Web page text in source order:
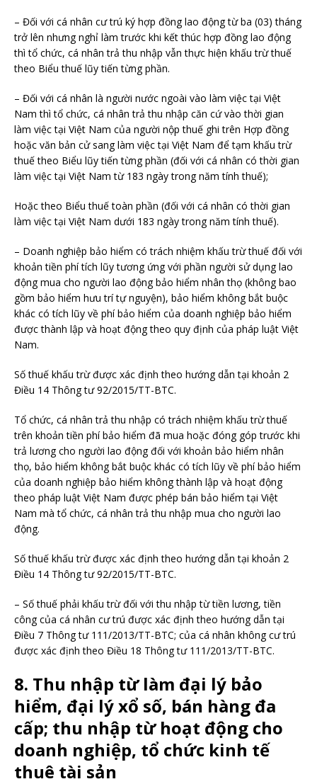
– Đối với cá nhân cư trú ký hợp đồng lao động từ ba (03) tháng
trở lên nhưng nghỉ làm trước khi kết thúc hợp đồng lao động
thì tổ chức, cá nhân trả thu nhập vẫn thực hiện khấu trừ thuế
theo Biểu thuế lũy tiến từng phần.
– Đối với cá nhân là người nước ngoài vào làm việc tại Việt
Nam thì tổ chức, cá nhân trả thu nhập căn cứ vào thời gian
làm việc tại Việt Nam của người nộp thuế ghi trên Hợp đồng
hoặc văn bản cử sang làm việc tại Việt Nam để tạm khấu trừ
thuế theo Biểu lũy tiến từng phần (đối với cá nhân có thời gian
làm việc tại Việt Nam từ 183 ngày trong năm tính thuế);
Hoặc theo Biểu thuế toàn phần (đối với cá nhân có thời gian
làm việc tại Việt Nam dưới 183 ngày trong năm tính thuế).
– Doanh nghiệp bảo hiểm có trách nhiệm khấu trừ thuế đối với
khoản tiền phí tích lũy tương ứng với phần người sử dụng lao
động mua cho người lao động bảo hiểm nhân thọ (không bao
gồm bảo hiểm hưu trí tự nguyện), bảo hiểm không bắt buộc
khác có tích lũy về phí bảo hiểm của doanh nghiệp bảo hiểm
được thành lập và hoạt động theo quy định của pháp luật Việt
Nam.
Số thuế khấu trừ được xác định theo hướng dẫn tại khoản 2
Điều 14 Thông tư 92/2015/TT-BTC.
Tổ chức, cá nhân trả thu nhập có trách nhiệm khấu trừ thuế
trên khoản tiền phí bảo hiểm đã mua hoặc đóng góp trước khi
trả lương cho người lao động đối với khoản bảo hiểm nhân
thọ, bảo hiểm không bắt buộc khác có tích lũy về phí bảo hiểm
của doanh nghiệp bảo hiểm không thành lập và hoạt động
theo pháp luật Việt Nam được phép bán bảo hiểm tại Việt
Nam mà tổ chức, cá nhân trả thu nhập mua cho người lao
động.
Số thuế khấu trừ được xác định theo hướng dẫn tại khoản 2
Điều 14 Thông tư 92/2015/TT-BTC.
– Số thuế phải khấu trừ đối với thu nhập từ tiền lương, tiền
công của cá nhân cư trú được xác định theo hướng dẫn tại
Điều 7 Thông tư 111/2013/TT-BTC; của cá nhân không cư trú
được xác định theo Điều 18 Thông tư 111/2013/TT-BTC.
8. Thu nhập từ làm đại lý bảo
hiểm, đại lý xổ số, bán hàng đa
cấp; thu nhập từ hoạt động cho
doanh nghiệp, tổ chức kinh tế
thuê tài sản